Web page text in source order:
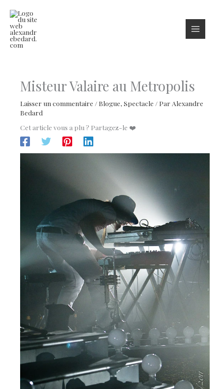
au
contenu
Misteur Valaire au Metropolis
Laisser un commentaire / Blogue,Spectacle / Par Alexandre
Bedard
Cet article vous a plu ? Partagez-le ❤️